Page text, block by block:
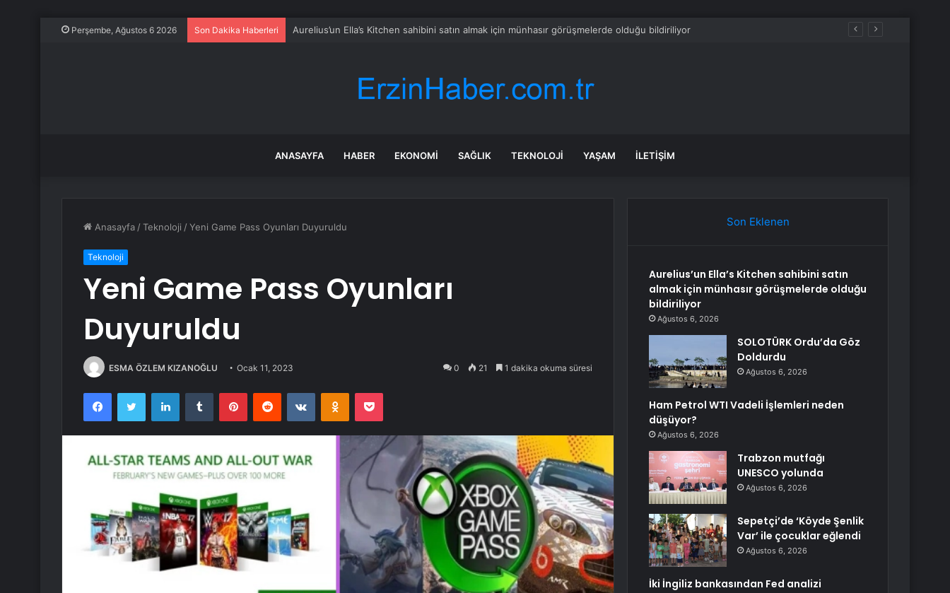
Perşembe, Ağustos 6 2026 Son Dakika Haberleri SOLOTÜRK Ordu’da Göz Doldurdu
ANASAYFA HABER EKONOMI SAĞLIK TEKNOLOJI YAŞAM İLETIŞIM
Anasayfa /Teknoloji /Yeni Game Pass Oyunları Duyuruldu
Teknoloji
Yeni Game Pass Oyunları
Duyuruldu
ESMA ÖZLEM KIZANOĞLU Ocak 11, 2023 0 21 1 dakika okuma süresi
FacebookTwitter LinkedInTumblr PinterestReddit VKontakteOdnoklassniki
Pocket
Son Eklenen
Aurelius’un Ella’s Kitchen sahibini satın
almak için münhasır görüşmelerde olduğu
bildiriliyor
Ağustos 6, 2026
SOLOTÜRK Ordu’da Göz
Doldurdu
Ağustos 6, 2026
Ham Petrol WTI Vadeli İşlemleri neden
düşüyor?
Ağustos 6, 2026
Trabzon mutfağı
UNESCO yolunda
Ağustos 6, 2026
Sepetçi’de ‘Köyde Şenlik
Var’ ile çocuklar eğlendi
Ağustos 6, 2026
İki İngiliz bankasından Fed analizi